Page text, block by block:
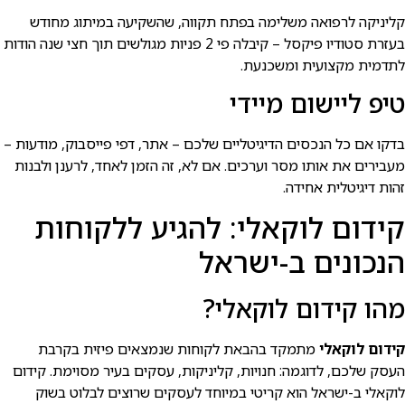
קליניקה לרפואה משלימה בפתח תקווה, שהשקיעה במיתוג מחודש
בעזרת סטודיו פיקסל – קיבלה פי 2 פניות מגולשים תוך חצי שנה הודות
לתדמית מקצועית ומשכנעת.
טיפ ליישום מיידי
בדקו אם כל הנכסים הדיגיטליים שלכם – אתר, דפי פייסבוק, מודעות –
מעבירים את אותו מסר וערכים. אם לא, זה הזמן לאחד, לרענן ולבנות
זהות דיגיטלית אחידה.
קידום לוקאלי: להגיע ללקוחות
הנכונים ב-ישראל
מהו קידום לוקאלי?
קידום לוקאלימתמקד בהבאת לקוחות שנמצאים פיזית בקרבת
העסק שלכם, לדוגמה: חנויות, קליניקות, עסקים בעיר מסוימת. קידום
לוקאלי ב-ישראל הוא קריטי במיוחד לעסקים שרוצים לבלוט בשוק